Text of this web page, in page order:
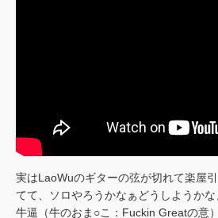
実はLaoWuのギターの弦が切れて楽屋
てて、ソロやろうかなぁどうしようか
牛逼（牛のおま○こ：Fuckin Greatの意